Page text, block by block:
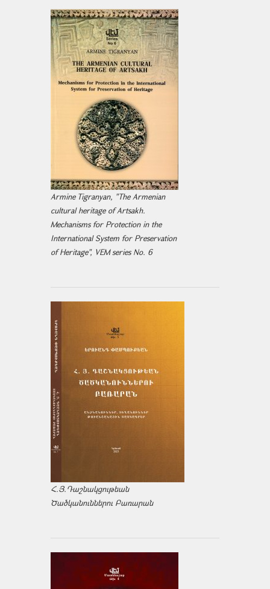
Armine Tigranyan, "The Armenian
cultural heritage of Artsakh.
Mechanisms for Protection in the
International System for Preservation
of Heritage", VEM series No. 6
Հ.Յ.Դաշնակցութեան
Ծածկանուններու Բառարան